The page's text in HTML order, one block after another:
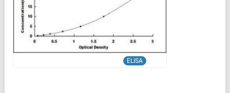
ELISA